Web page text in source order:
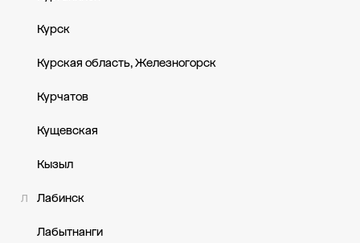
Курск
Курская область, Железногорск
Курчатов
Кущевская
Кызыл
Л Лабинск
Лабытнанги